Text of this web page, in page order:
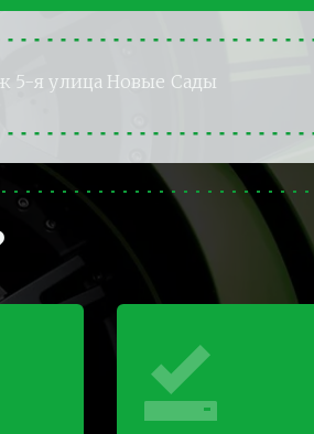
5-я улица Новые Сады